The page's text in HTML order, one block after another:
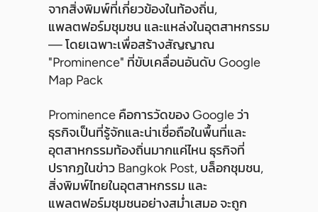
จากสิ่งพิมพ์ที่เกี่ยวข้องในท้องถิ่น,
แพลตฟอร์มชุมชน และแหล่งในอุตสาหกรรม
— โดยเฉพาะเพื่อสร้างสัญญาณ
"Prominence" ที่ขับเคลื่อนอันดับ Google
Map Pack
Prominence คือการวัดของ Google ว่า
ธุรกิจเป็นที่รู้จักและน่าเชื่อถือในพื้นที่และ
อุตสาหกรรมท้องถิ่นมากแค่ไหน ธุรกิจที่
ปรากฏในข่าว Bangkok Post, บล็อกชุมชน,
สิ่งพิมพ์ไทยในอุตสาหกรรม และ
แพลตฟอร์มชุมชนอย่างสม่ำเสมอ จะถูก